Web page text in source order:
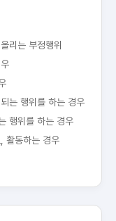
리는 부정행위
는 행위를 하는 경우
행위를 하는 경우
활동하는 경우